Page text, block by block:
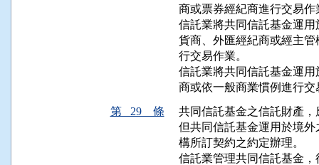
商或票券經紀商進行交易作
信託業將共同信託基金運
貨商、外匯經紀商或經主
行交易作業。
信託業將共同信託基金運
商或依一般商業慣例進行交
第 29 條
共同信託基金之信託財產
但共同信託基金運用於境
構所訂契約之約定辦理。
信託業管理共同信託基金